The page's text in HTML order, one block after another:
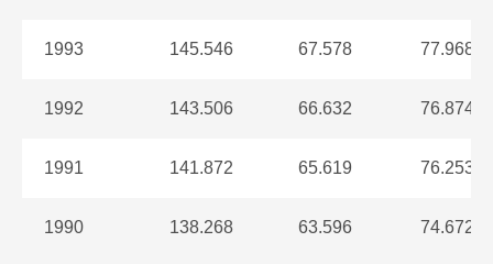
1993 145.546 67.578 77.968
1992 143.506 66.632 76.874
1991 141.872 65.619 76.253
1990 138.268 63.596 74.672